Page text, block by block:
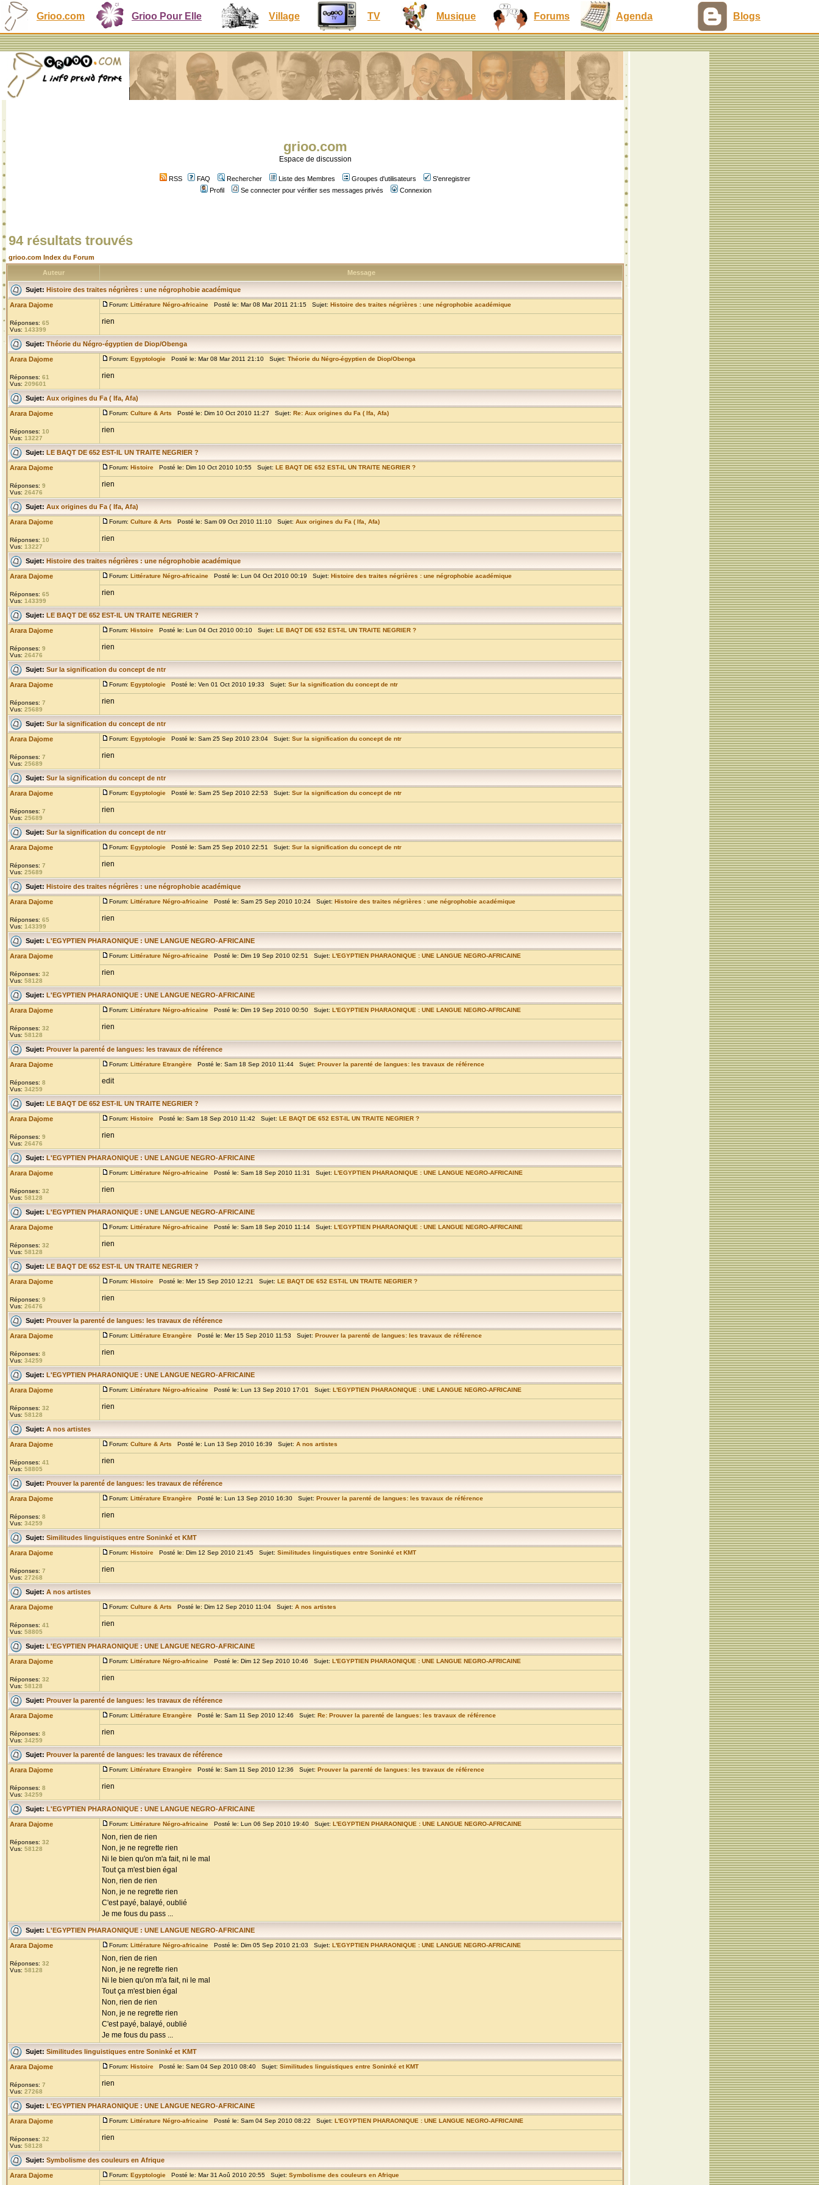
Grioo.com Grioo Pour Elle Village TV Musique Forums Agenda Blogs
grioo.com
Espace de discussion
RSS FAQ Rechercher Liste des Membres Groupes d'utilisateurs
S'enregistrer
Profil
Se connecter pour vérifier ses messages privés Connexion
94 résultats trouvés
grioo.com Index du Forum
Auteur Message
Sujet: Histoire des traites négrières : une négrophobie académique
Arara Dajome
Réponses: 65
Vus: 143399
Forum: Littérature Négro-africaine Posté le: Mar 08 Mar 2011 21:15 Sujet: Histoire des traites négrières : une négrophobie académique
rien
Sujet: Théorie du Négro-égyptien de Diop/Obenga
Arara Dajome
Réponses: 61
Vus: 209601
Forum: Egyptologie Posté le: Mar 08 Mar 2011 21:10 Sujet: Théorie du Négro-égyptien de Diop/Obenga
rien
Sujet: Aux origines du Fa ( Ifa, Afa)
Arara Dajome
Réponses: 10
Vus: 13227
Forum: Culture & Arts Posté le: Dim 10 Oct 2010 11:27 Sujet: Re: Aux origines du Fa ( Ifa, Afa)
rien
Sujet: LE BAQT DE 652 EST-IL UN TRAITE NEGRIER ?
Arara Dajome
Réponses: 9
Vus: 26476
Forum: Histoire Posté le: Dim 10 Oct 2010 10:55 Sujet: LE BAQT DE 652 EST-IL UN TRAITE NEGRIER ?
rien
Sujet: Aux origines du Fa ( Ifa, Afa)
Arara Dajome
Réponses: 10
Vus: 13227
Forum: Culture & Arts Posté le: Sam 09 Oct 2010 11:10 Sujet: Aux origines du Fa ( Ifa, Afa)
rien
Sujet: Histoire des traites négrières : une négrophobie académique
Arara Dajome
Réponses: 65
Vus: 143399
Forum: Littérature Négro-africaine Posté le: Lun 04 Oct 2010 00:19 Sujet: Histoire des traites négrières : une négrophobie académique
rien
Sujet: LE BAQT DE 652 EST-IL UN TRAITE NEGRIER ?
Arara Dajome
Réponses: 9
Vus: 26476
Forum: Histoire Posté le: Lun 04 Oct 2010 00:10 Sujet: LE BAQT DE 652 EST-IL UN TRAITE NEGRIER ?
rien
Sujet: Sur la signification du concept de ntr
Arara Dajome
Réponses: 7
Vus: 25689
Forum: Egyptologie Posté le: Ven 01 Oct 2010 19:33 Sujet: Sur la signification du concept de ntr
rien
Sujet: Sur la signification du concept de ntr
Arara Dajome
Réponses: 7
Vus: 25689
Forum: Egyptologie Posté le: Sam 25 Sep 2010 23:04 Sujet: Sur la signification du concept de ntr
rien
Sujet: Sur la signification du concept de ntr
Arara Dajome
Réponses: 7
Vus: 25689
Forum: Egyptologie Posté le: Sam 25 Sep 2010 22:53 Sujet: Sur la signification du concept de ntr
rien
Sujet: Sur la signification du concept de ntr
Arara Dajome
Réponses: 7
Vus: 25689
Forum: Egyptologie Posté le: Sam 25 Sep 2010 22:51 Sujet: Sur la signification du concept de ntr
rien
Sujet: Histoire des traites négrières : une négrophobie académique
Arara Dajome
Réponses: 65
Vus: 143399
Forum: Littérature Négro-africaine Posté le: Sam 25 Sep 2010 10:24 Sujet: Histoire des traites négrières : une négrophobie académique
rien
Sujet: L'EGYPTIEN PHARAONIQUE : UNE LANGUE NEGRO-AFRICAINE
Arara Dajome
Réponses: 32
Vus: 58128
Forum: Littérature Négro-africaine Posté le: Dim 19 Sep 2010 02:51 Sujet: L'EGYPTIEN PHARAONIQUE : UNE LANGUE NEGRO-AFRICAINE
rien
Sujet: L'EGYPTIEN PHARAONIQUE : UNE LANGUE NEGRO-AFRICAINE
Arara Dajome
Réponses: 32
Vus: 58128
Forum: Littérature Négro-africaine Posté le: Dim 19 Sep 2010 00:50 Sujet: L'EGYPTIEN PHARAONIQUE : UNE LANGUE NEGRO-AFRICAINE
rien
Sujet: Prouver la parenté de langues: les travaux de référence
Arara Dajome
Réponses: 8
Vus: 34259
Forum: Littérature Etrangère Posté le: Sam 18 Sep 2010 11:44 Sujet: Prouver la parenté de langues: les travaux de référence
edit
Sujet: LE BAQT DE 652 EST-IL UN TRAITE NEGRIER ?
Arara Dajome
Réponses: 9
Vus: 26476
Forum: Histoire Posté le: Sam 18 Sep 2010 11:42 Sujet: LE BAQT DE 652 EST-IL UN TRAITE NEGRIER ?
rien
Sujet: L'EGYPTIEN PHARAONIQUE : UNE LANGUE NEGRO-AFRICAINE
Arara Dajome
Réponses: 32
Vus: 58128
Forum: Littérature Négro-africaine Posté le: Sam 18 Sep 2010 11:31 Sujet: L'EGYPTIEN PHARAONIQUE : UNE LANGUE NEGRO-AFRICAINE
rien
Sujet: L'EGYPTIEN PHARAONIQUE : UNE LANGUE NEGRO-AFRICAINE
Arara Dajome
Réponses: 32
Vus: 58128
Forum: Littérature Négro-africaine Posté le: Sam 18 Sep 2010 11:14 Sujet: L'EGYPTIEN PHARAONIQUE : UNE LANGUE NEGRO-AFRICAINE
rien
Sujet: LE BAQT DE 652 EST-IL UN TRAITE NEGRIER ?
Arara Dajome
Réponses: 9
Vus: 26476
Forum: Histoire Posté le: Mer 15 Sep 2010 12:21 Sujet: LE BAQT DE 652 EST-IL UN TRAITE NEGRIER ?
rien
Sujet: Prouver la parenté de langues: les travaux de référence
Arara Dajome
Réponses: 8
Vus: 34259
Forum: Littérature Etrangère Posté le: Mer 15 Sep 2010 11:53 Sujet: Prouver la parenté de langues: les travaux de référence
rien
Sujet: L'EGYPTIEN PHARAONIQUE : UNE LANGUE NEGRO-AFRICAINE
Arara Dajome
Réponses: 32
Vus: 58128
Forum: Littérature Négro-africaine Posté le: Lun 13 Sep 2010 17:01 Sujet: L'EGYPTIEN PHARAONIQUE : UNE LANGUE NEGRO-AFRICAINE
rien
Sujet: A nos artistes
Arara Dajome
Réponses: 41
Vus: 58805
Forum: Culture & Arts Posté le: Lun 13 Sep 2010 16:39 Sujet: A nos artistes
rien
Sujet: Prouver la parenté de langues: les travaux de référence
Arara Dajome
Réponses: 8
Vus: 34259
Forum: Littérature Etrangère Posté le: Lun 13 Sep 2010 16:30 Sujet: Prouver la parenté de langues: les travaux de référence
rien
Sujet: Similitudes linguistiques entre Soninké et KMT
Arara Dajome
Réponses: 7
Vus: 27268
Forum: Histoire Posté le: Dim 12 Sep 2010 21:45 Sujet: Similitudes linguistiques entre Soninké et KMT
rien
Sujet: A nos artistes
Arara Dajome
Réponses: 41
Vus: 58805
Forum: Culture & Arts Posté le: Dim 12 Sep 2010 11:04 Sujet: A nos artistes
rien
Sujet: L'EGYPTIEN PHARAONIQUE : UNE LANGUE NEGRO-AFRICAINE
Arara Dajome
Réponses: 32
Vus: 58128
Forum: Littérature Négro-africaine Posté le: Dim 12 Sep 2010 10:46 Sujet: L'EGYPTIEN PHARAONIQUE : UNE LANGUE NEGRO-AFRICAINE
rien
Sujet: Prouver la parenté de langues: les travaux de référence
Arara Dajome
Réponses: 8
Vus: 34259
Forum: Littérature Etrangère Posté le: Sam 11 Sep 2010 12:46 Sujet: Re: Prouver la parenté de langues: les travaux de référence
rien
Sujet: Prouver la parenté de langues: les travaux de référence
Arara Dajome
Réponses: 8
Vus: 34259
Forum: Littérature Etrangère Posté le: Sam 11 Sep 2010 12:36 Sujet: Prouver la parenté de langues: les travaux de référence
rien
Sujet: L'EGYPTIEN PHARAONIQUE : UNE LANGUE NEGRO-AFRICAINE
Arara Dajome
Réponses: 32
Vus: 58128
Forum: Littérature Négro-africaine Posté le: Lun 06 Sep 2010 19:40 Sujet: L'EGYPTIEN PHARAONIQUE : UNE LANGUE NEGRO-AFRICAINE
Non, rien de rien
Non, je ne regrette rien
Ni le bien qu'on m'a fait, ni le mal
Tout ça m'est bien égal
Non, rien de rien
Non, je ne regrette rien
C'est payé, balayé, oublié
Je me fous du pass ...
Sujet: L'EGYPTIEN PHARAONIQUE : UNE LANGUE NEGRO-AFRICAINE
Arara Dajome
Réponses: 32
Vus: 58128
Forum: Littérature Négro-africaine Posté le: Dim 05 Sep 2010 21:03 Sujet: L'EGYPTIEN PHARAONIQUE : UNE LANGUE NEGRO-AFRICAINE
Non, rien de rien
Non, je ne regrette rien
Ni le bien qu'on m'a fait, ni le mal
Tout ça m'est bien égal
Non, rien de rien
Non, je ne regrette rien
C'est payé, balayé, oublié
Je me fous du pass ...
Sujet: Similitudes linguistiques entre Soninké et KMT
Arara Dajome
Réponses: 7
Vus: 27268
Forum: Histoire Posté le: Sam 04 Sep 2010 08:40 Sujet: Similitudes linguistiques entre Soninké et KMT
rien
Sujet: L'EGYPTIEN PHARAONIQUE : UNE LANGUE NEGRO-AFRICAINE
Arara Dajome
Réponses: 32
Vus: 58128
Forum: Littérature Négro-africaine Posté le: Sam 04 Sep 2010 08:22 Sujet: L'EGYPTIEN PHARAONIQUE : UNE LANGUE NEGRO-AFRICAINE
rien
Sujet: Symbolisme des couleurs en Afrique
Arara Dajome Forum: Egyptologie Posté le: Mar 31 Aoû 2010 20:55 Sujet: Symbolisme des couleurs en Afrique